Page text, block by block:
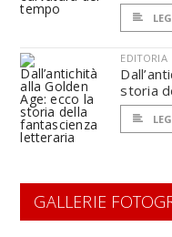
EDITORIA
storia
GALLERIE